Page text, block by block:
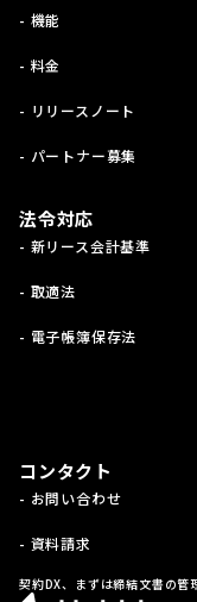
- 機能
- 料金
- リリースノート
- パートナー募集
法令対応
- 新リース会計基準
- 取適法
- 電子帳簿保存法
コンタクト
- お問い合わせ
- 資料請求
契約DX、まずは締結文書の